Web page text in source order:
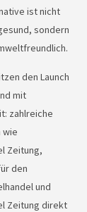
ist nicht
sondern
den Launch
mit
zahlreiche
wie
Zeitung,
den
und
Zeitung direkt